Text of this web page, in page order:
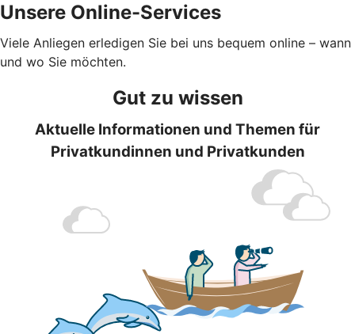
Unsere Online-Services
Viele Anliegen erledigen Sie bei uns bequem online – wann
und wo Sie möchten.
Gut zu wissen
Aktuelle Informationen und Themen für
Privatkundinnen und Privatkunden